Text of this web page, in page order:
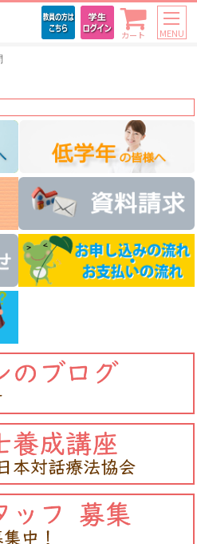
カート MENU